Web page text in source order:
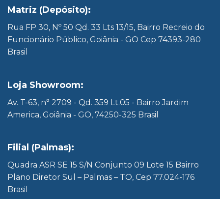
Matriz (Depósito):
Rua FP 30, Nº 50 Qd. 33 Lts 13/15, Bairro Recreio do
Funcionário Público, Goiânia - GO Cep 74393-280
Brasil
Loja Showroom:
Av. T-63, n° 2709 - Qd. 359 Lt.05 - Bairro Jardim
America, Goiânia - GO, 74250-325 Brasil
Filial (Palmas):
Quadra ASR SE 15 S/N Conjunto 09 Lote 15 Bairro
Plano Diretor Sul – Palmas – TO, Cep 77.024-176
Brasil